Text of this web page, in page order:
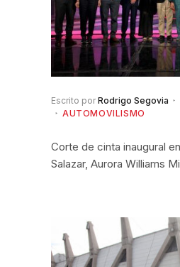
Escrito por Rodrigo Segovia
AUTOMOVILISMO
Corte de cinta inaugural
Salazar, Aurora Williams